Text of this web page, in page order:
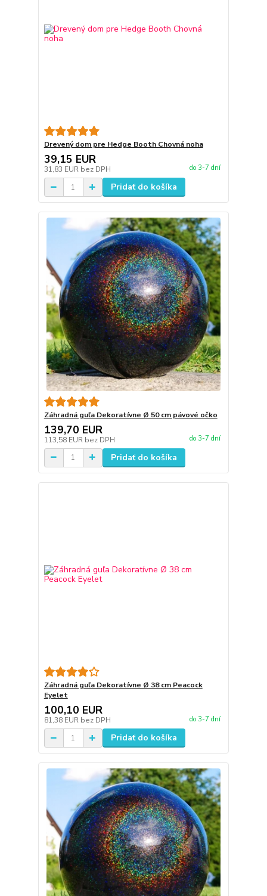
Drevený dom pre Hedge Booth Chovná noha
39,15 EUR
31,83 EUR bez DPH do 3-7 dní
Pridať do košíka
Záhradná guľa Dekoratívne Ø 50 cm pávové očko
139,70 EUR
113,58 EUR bez DPH do 3-7 dní
Pridať do košíka
Záhradná guľa Dekoratívne Ø 38 cm Peacock
Eyelet
100,10 EUR
81,38 EUR bez DPH do 3-7 dní
Pridať do košíka